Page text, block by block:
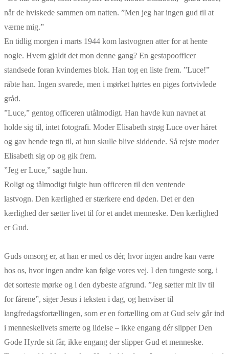
når de hviskede sammen om natten. ”Men jeg har ingen gud til at
værne mig.”
En tidlig morgen i marts 1944 kom lastvognen atter for at hente
nogle. Hvem gjaldt det mon denne gang? En gestapoofficer
standsede foran kvindernes blok. Han tog en liste frem. ”Luce!”
råbte han. Ingen svarede, men i mørket hørtes en piges fortvivlede
gråd.
”Luce,” gentog officeren utålmodigt. Han havde kun navnet at
holde sig til, intet fotografi. Moder Elisabeth strøg Luce over håret
og gav hende tegn til, at hun skulle blive siddende. Så rejste moder
Elisabeth sig op og gik frem.
”Jeg er Luce,” sagde hun.
Roligt og tålmodigt fulgte hun officeren til den ventende
lastvogn. Den kærlighed er stærkere end døden. Det er den
kærlighed der sætter livet til for et andet menneske. Den kærlighed
er Gud.
Guds omsorg er, at han er med os dér, hvor ingen andre kan være
hos os, hvor ingen andre kan følge vores vej. I den tungeste sorg, i
det sorteste mørke og i den dybeste afgrund. ”Jeg sætter mit liv til
for fårene”, siger Jesus i teksten i dag, og henviser til
langfredagsfortællingen, som er en fortælling om at Gud selv går ind
i menneskelivets smerte og lidelse – ikke engang dér slipper Den
Gode Hyrde sit får, ikke engang der slipper Gud et menneske.